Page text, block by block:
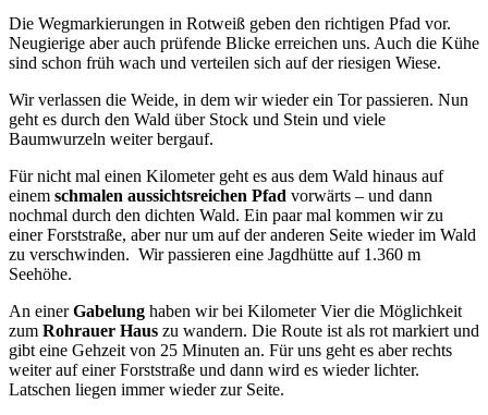
Die Wegmarkierungen in Rotweiß geben den richtigen Pfad vor.
Neugierige aber auch prüfende Blicke erreichen uns. Auch die Kühe
sind schon früh wach und verteilen sich auf der riesigen Wiese.
Wir verlassen die Weide, in dem wir wieder ein Tor passieren. Nun
geht es durch den Wald über Stock und Stein und viele
Baumwurzeln weiter bergauf.
Für nicht mal einen Kilometer geht es aus dem Wald hinaus auf
einem schmalen aussichtsreichen Pfad vorwärts – und dann
nochmal durch den dichten Wald. Ein paar mal kommen wir zu
einer Forststraße, aber nur um auf der anderen Seite wieder im Wald
zu verschwinden. Wir passieren eine Jagdhütte auf 1.360 m
Seehöhe.
An einerGabelung haben wir bei Kilometer Vier die Möglichkeit
zum Rohrauer Haus zu wandern. Die Route ist als rot markiert und
gibt eine Gehzeit von 25 Minuten an. Für uns geht es aber rechts
weiter auf einer Forststraße und dann wird es wieder lichter.
Latschen liegen immer wieder zur Seite.